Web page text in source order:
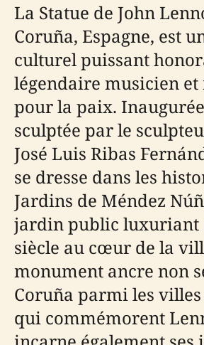
La Statue de John
Coruña, Espagne, est
culturel puissant
légendaire musicien
pour la paix.
sculptée par le
José Luis Ribas
se dresse dans les
Jardins de Méndez
jardin public luxuriant
siècle au cœur de la
monument ancre non
Coruña parmi les
qui commémorent